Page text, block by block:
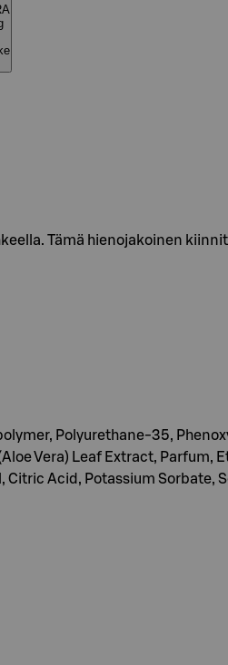
Tämä hienojakoinen
Polyurethane-35,
Vera) Leaf Extract, Parfum,
Acid, Potassium Sorbate,